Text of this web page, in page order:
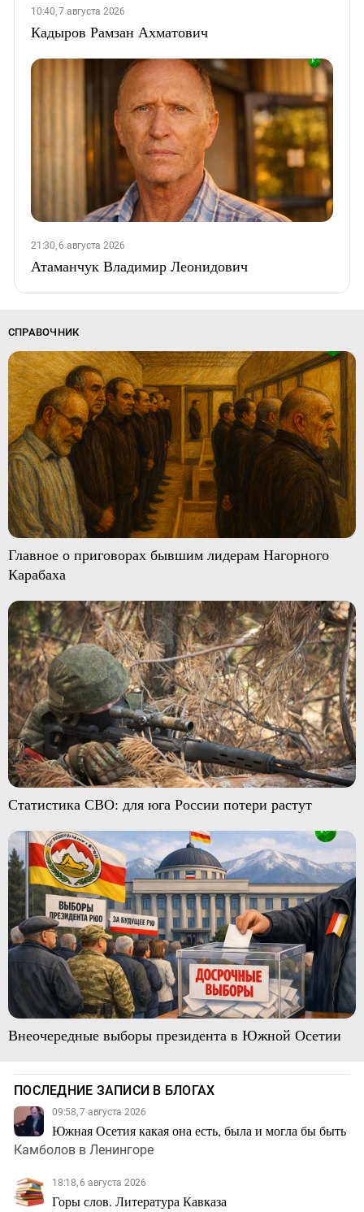
10:40, 7 августа 2026
Кадыров Рамзан Ахматович
21:30, 6 августа 2026
Атаманчук Владимир Леонидович
СПРАВОЧНИК
Главное о приговорах бывшим лидерам Нагорного
Карабаха
Статистика СВО: для юга России потери растут
Внеочередные выборы президента в Южной Осетии
ПОСЛЕДНИЕ ЗАПИСИ В БЛОГАХ
09:58, 7 августа 2026
Южная Осетия какая она есть, была и могла бы быть
Камболов в Ленингоре
18:18, 6 августа 2026
Горы слов. Литература Кавказа